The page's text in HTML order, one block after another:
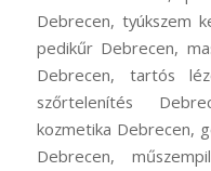
Debrecen, tyúkszem
pedikűr Debrecen,
Debrecen, tartós
szőrtelenítés
kozmetika Debrecen,
Debrecen,